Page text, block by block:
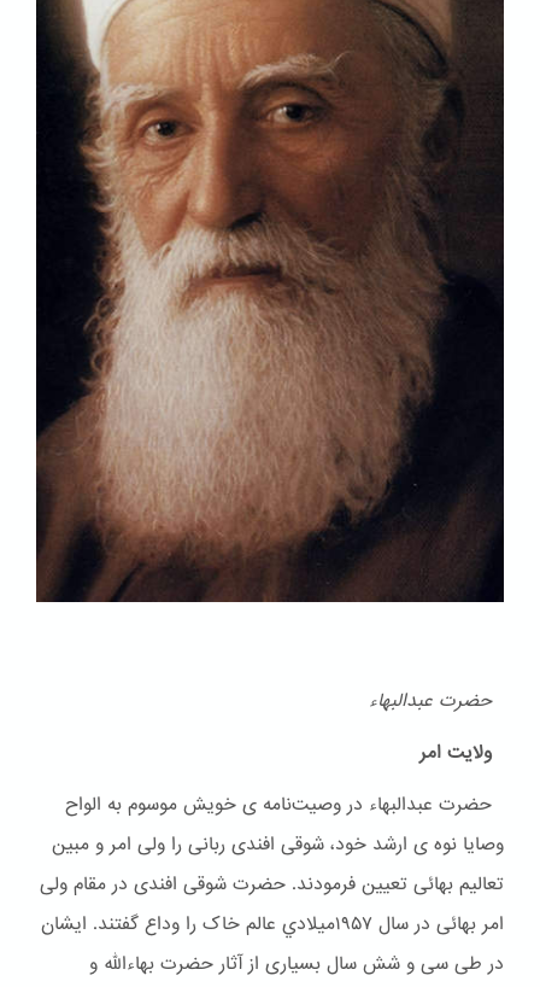
حضرت عبدالبهاء
ولایت امر
حضرت عبدالبهاء در وصیت‌نامه ی خویش موسوم به الواح
وصایا نوه ی ارشد خود، شوقی افندی ربانی را ولی امر و مبین
تعالیم بهائی تعیین فرمودند. حضرت شوقی افندی در مقام ولی
امر بهائی در سال ۱۹۵۷ميلادي عالم خاک را وداع گفتند. ایشان
در طی سی و شش سال بسیاری از آثار حضرت بهاءالله و